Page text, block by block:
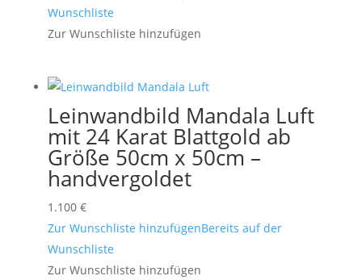
Wunschliste
Zur Wunschliste hinzufügen
Leinwandbild Mandala Luft
mit 24 Karat Blattgold ab
Größe 50cm x 50cm –
handvergoldet
1.100 €
Zur Wunschliste hinzufügenBereits auf der
Wunschliste
Zur Wunschliste hinzufügen